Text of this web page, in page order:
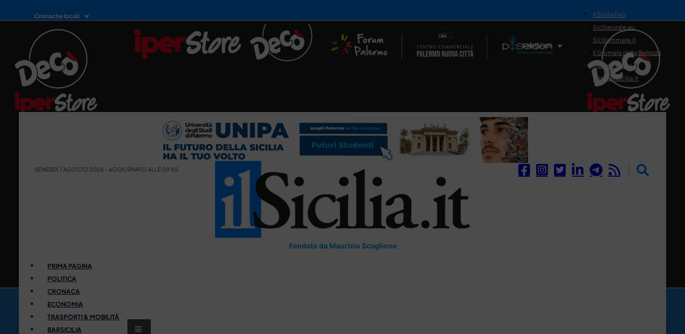
Cronache locali
Il Network
il SiciliaTivù
Siciliarurale.eu
Siciliammare.it
Il Giornale della Bellezza
Siciliamedica.it
Sanitainsicilia.it
VENERDÌ 7 AGOSTO 2026 - AGGIORNATO ALLE 09:55
Fondato da Maurizio Scaglione
PRIMA PAGINA
POLITICA
CRONACA
ECONOMIA
TRASPORTI & MOBILITÀ
BARSICILIA